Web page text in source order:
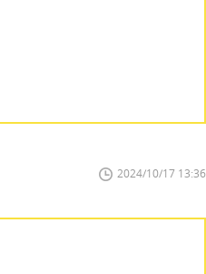
2024/10/17 13:36